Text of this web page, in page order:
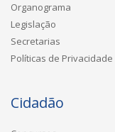
Organograma
Legislação
Secretarias
Políticas de Privacidade
Cidadão